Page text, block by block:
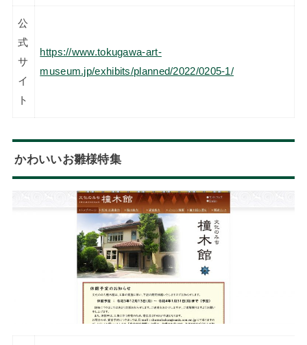
公
式
サ
イ
ト
https://www.tokugawa-art-
museum.jp/exhibits/planned/2022/0205-1/
かわいいお雛様特集